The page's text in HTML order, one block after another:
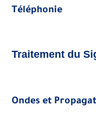
Téléphonie
Traitement du
Ondes et